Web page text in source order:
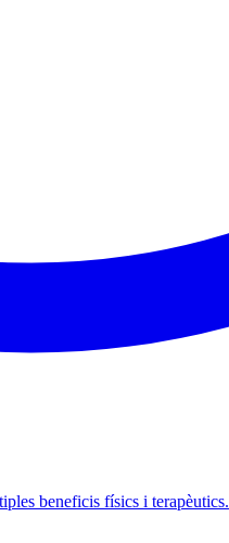
beneficis físics i terapèutics.